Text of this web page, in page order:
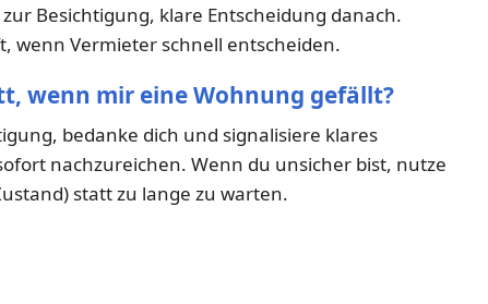
Besichtigung, klare Entscheidung danach.
wenn Vermieter schnell entscheiden.
wenn mir eine Wohnung gefällt?
bedanke dich und signalisiere klares
nachzureichen. Wenn du unsicher bist, nutze
statt zu lange zu warten.